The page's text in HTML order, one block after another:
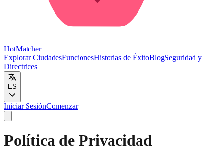
HotMatcher
Explorar CiudadesFuncionesHistorias de ÉxitoBlogSeguridad y
Directrices
ES
Iniciar SesiónComenzar
Política de Privacidad